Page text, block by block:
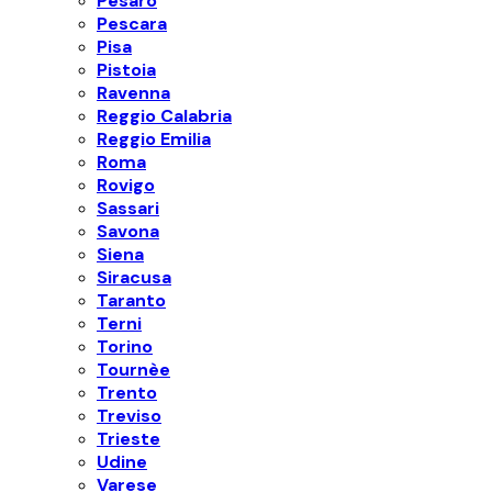
Pescara
Pisa
Pistoia
Ravenna
Reggio Calabria
Reggio Emilia
Roma
Rovigo
Sassari
Savona
Siena
Siracusa
Taranto
Terni
Torino
Tournèe
Trento
Treviso
Trieste
Udine
Varese